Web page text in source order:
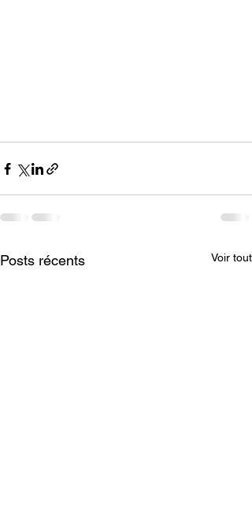
Posts récents Voir tout